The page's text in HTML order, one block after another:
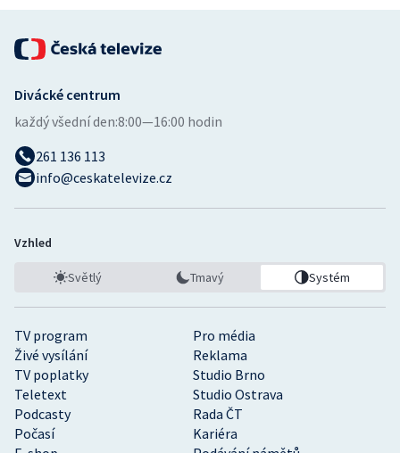
Veslování
Volejbal
Ostatní
TV program
Pro média
Živé vysílání
Reklama
TV poplatky
Studio Brno
Teletext
Studio Ostrava
Podcasty
Rada ČT
Počasí
Kariéra
Divácké centrum
každý všední den:8:00—16:00 hodin
261 136 113
info@ceskatelevize.cz
Vzhled
Světlý Tmavý Systém